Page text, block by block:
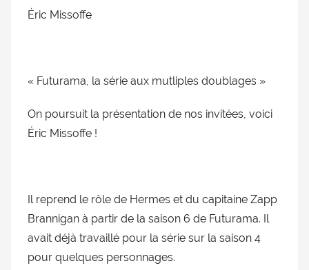
printemps
Rendez-
doublage
Éric Missoffe
« Futurama, la série aux mutliples doublages »
On poursuit la présentation de nos invitées, voici
Éric Missoffe !
Il reprend le rôle de Hermes et du capitaine Zapp
Brannigan à partir de la saison 6 de Futurama. Il
avait déjà travaillé pour la série sur la saison 4
pour quelques personnages.